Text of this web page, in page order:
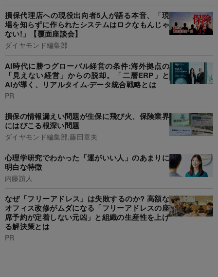
損保代理店への現役出向者5人が語る本音、「現
場を知らずに作られたシステムはロクなもんじゃ
ない!」【覆面座談会】
ダイヤモンド編集部
AI時代に勝つグローバル経営の条件:海外拠点の
「見えない経営」からの脱却。「二層ERP」と
AIが導く、リアルタイム·データ統合戦略とは
PR
損保の情報漏えい問題が生保に飛び火、保険業界
にはびこる根深い問題
ダイヤモンド編集部,藤田章夫
心理学研究でわかった「運がいい人」のあまりに
明白な特徴
内藤誼人
なぜ「フリーアドレス」は失敗するのか? 高額な
オフィス改修がムダになる「フリーアドレスの座
席予約が定着しない元凶」と組織の生産性を上げ
る解決策とは
PR